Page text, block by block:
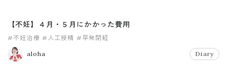
【不妊】４月・５月にかかった費用
#不妊治療 #人工授精 #早発閉経
aloha Diary